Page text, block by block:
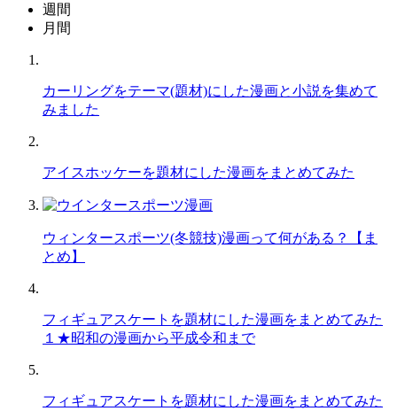
週間
月間
カーリングをテーマ(題材)にした漫画と小説を集めて
みました
アイスホッケーを題材にした漫画をまとめてみた
ウィンタースポーツ(冬競技)漫画って何がある？【ま
とめ】
フィギュアスケートを題材にした漫画をまとめてみた
１★昭和の漫画から平成令和まで
フィギュアスケートを題材にした漫画をまとめてみた